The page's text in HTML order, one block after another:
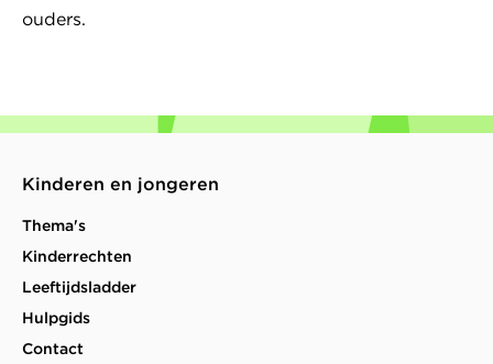
ouders.
Kinderen en jongeren
Thema's
Kinderrechten
Leeftijdsladder
Hulpgids
Contact